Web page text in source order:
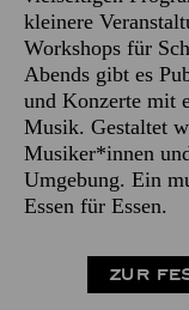
kleinere
Workshops für
Abends gibt es
und Konzerte mit
Musik. Gestaltet
Musiker*innen
Umgebung. Ein
Essen für Essen.
ZUR